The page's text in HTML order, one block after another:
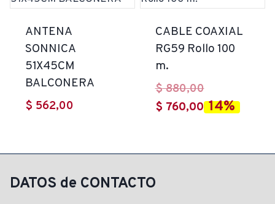
$ 299,00.
ANTENA
SONNICA
51X45CM
BALCONERA
$ 562,00
CABLE COAXIAL
RG59 Rollo 100
m.
$880,00El
precio
$ 760,00El14%
DATOS de CONTACTO